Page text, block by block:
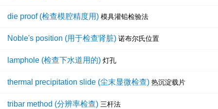
die proof (检查模腔精度用) 模具灌铅检验法
Noble's position (用于检查肾脏) 诺布尔氏位置
lamphole (检查下水道用的) 灯孔
thermal precipitation slide (尘末显微检查) 热沉淀载片
tribar method (分辨率检查) 三杆法